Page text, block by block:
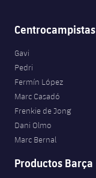
Centrocampistas
Gavi
Pedri
Fermín López
Marc Casadó
Frenkie de Jong
Dani Olmo
Marc Bernal
Productos Barça